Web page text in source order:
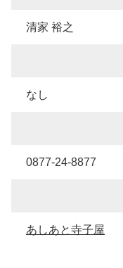
清家 裕之
なし
0877-24-8877
あしあと寺子屋